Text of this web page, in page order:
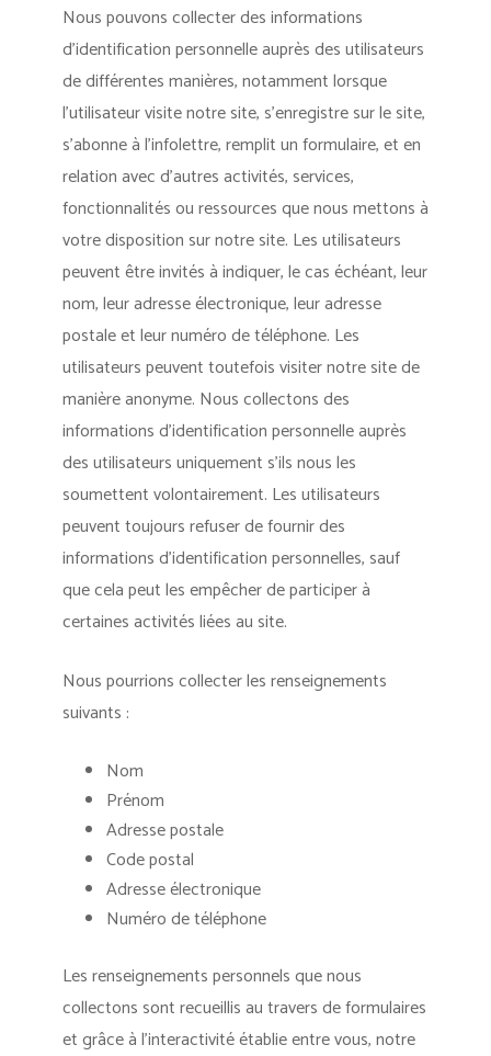
Nous pouvons collecter des informations
d’identification personnelle auprès des utilisateurs
de différentes manières, notamment lorsque
l’utilisateur visite notre site, s’enregistre sur le site,
s’abonne à l’infolettre, remplit un formulaire, et en
relation avec d’autres activités, services,
fonctionnalités ou ressources que nous mettons à
votre disposition sur notre site. Les utilisateurs
peuvent être invités à indiquer, le cas échéant, leur
nom, leur adresse électronique, leur adresse
postale et leur numéro de téléphone. Les
utilisateurs peuvent toutefois visiter notre site de
manière anonyme. Nous collectons des
informations d’identification personnelle auprès
des utilisateurs uniquement s’ils nous les
soumettent volontairement. Les utilisateurs
peuvent toujours refuser de fournir des
informations d’identification personnelles, sauf
que cela peut les empêcher de participer à
certaines activités liées au site.
Nous pourrions collecter les renseignements
suivants :
Nom
Prénom
Adresse postale
Code postal
Adresse électronique
Numéro de téléphone
Les renseignements personnels que nous
collectons sont recueillis au travers de formulaires
et grâce à l’interactivité établie entre vous, notre